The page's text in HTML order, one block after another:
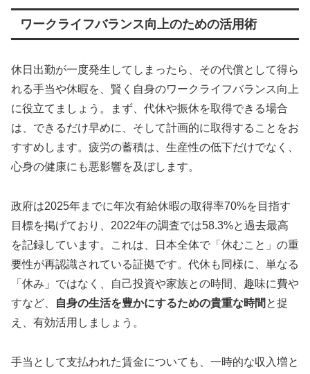
ワークライフバランス向上のための活用術
休日出勤が一度発生してしまったら、その代償として得ら
れる手当や休暇を、賢く自身のワークライフバランス向上
に役立てましょう。まず、代休や振休を取得できる場合
は、できるだけ早めに、そして計画的に取得することをお
すすめします。疲労の蓄積は、生産性の低下だけでなく、
心身の健康にも悪影響を及ぼします。
政府は2025年までに年次有給休暇の取得率70%を目指す
目標を掲げており、2022年の調査では58.3%と過去最高
を記録しています。これは、日本全体で「休むこと」の重
要性が再認識されている証拠です。代休も同様に、単なる
「休み」ではなく、自己投資や家族との時間、趣味に費や
すなど、
自身の生活を豊かにするための貴重な時間 と捉
え、有効活用しましょう。
手当として支払われた賃金についても、一時的な収入増と